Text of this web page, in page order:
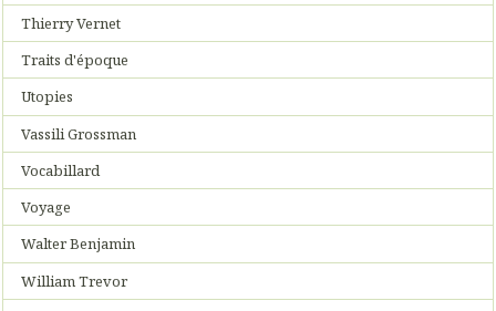
Thierry Vernet
Traits d'époque
Utopies
Vassili Grossman
Vocabillard
Voyage
Walter Benjamin
William Trevor